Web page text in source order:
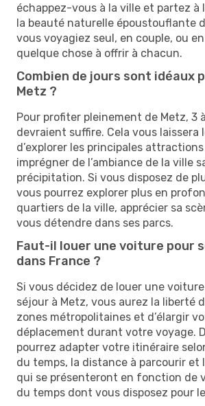
échappez-vous à la ville et partez à
la beauté naturelle époustouflante
vous voyagiez seul, en couple, ou
quelque chose à offrir à chacun.
Combien de jours sont idéaux
Metz ?
Pour profiter pleinement de Metz, 3
devraient suffire. Cela vous laissera
d’explorer les principales
imprégner de l’ambiance de la ville
précipitation. Si vous disposez de
vous pourrez explorer plus en
quartiers de la ville, apprécier sa
vous détendre dans ses parcs.
Faut-il louer une voiture pour
dans France ?
Si vous décidez de louer une
séjour à Metz, vous aurez la liberté
zones métropolitaines et d’élargir
déplacement durant votre voyage.
pourrez adapter votre itinéraire
du temps, la distance à parcourir et
qui se présenteront en fonction de
du temps dont vous disposez pour